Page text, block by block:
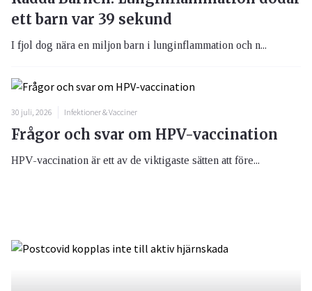
ett barn var 39 sekund
I fjol dog nära en miljon barn i lunginflammation och n...
30 juli, 2026 Infektioner & Vacciner
Frågor och svar om HPV-vaccination
HPV-vaccination är ett av de viktigaste sätten att före...